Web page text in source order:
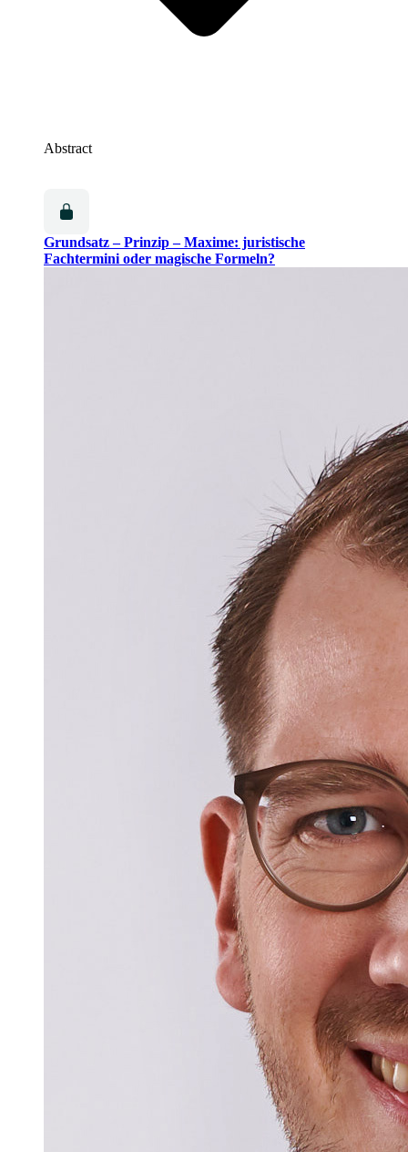
Abstract
Grundsatz – Prinzip – Maxime: juristische
Fachtermini oder magische Formeln?